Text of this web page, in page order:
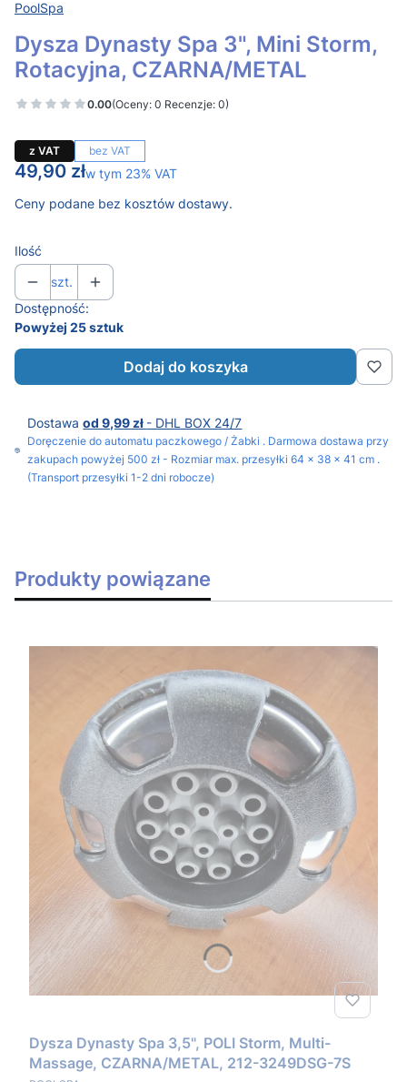
PoolSpa
Dysza Dynasty Spa 3", Mini Storm,
Rotacyjna, CZARNA/METAL
0.00(Oceny: 0 Recenzje: 0)
z VAT bez VAT
Cena
49,90 złw tym 23% VAT
w tym 23% VAT
Ceny podane bez kosztów dostawy.
Ilość
szt.
Dostępność:
Powyżej 25 sztuk
Dodaj do koszyka
Dostawaod 9,99 zł - DHL BOX 24/7
Doręczenie do automatu paczkowego / Żabki . Darmowa dostawa przy
zakupach powyżej 500 zł - Rozmiar max. przesyłki 64 x 38 x 41 cm .
(Transport przesyłki 1-2 dni robocze)
Produkty powiązane
Dysza Dynasty Spa 3,5", POLI Storm, Multi-
Massage, CZARNA/METAL, 212-3249DSG-7S